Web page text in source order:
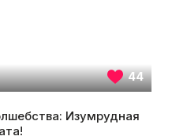
44
Изумрудная